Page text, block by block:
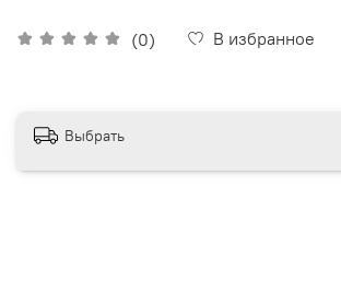
(0) В избранное
Выбрать